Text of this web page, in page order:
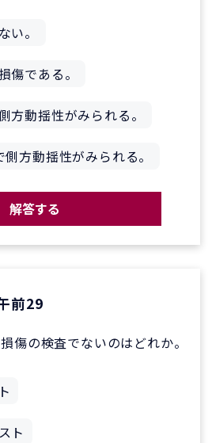
い。
傷である。
方動揺性がみられる。
方動揺性がみられる。
解答する
前29
傷の検査でないのはどれか。
ト